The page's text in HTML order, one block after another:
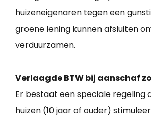
huizeneigenaren tegen een
groene lening kunnen afsluiten
verduurzamen.
Verlaagde BTW bij aanschaf
Er bestaat een speciale regeling
huizen (10 jaar of ouder)